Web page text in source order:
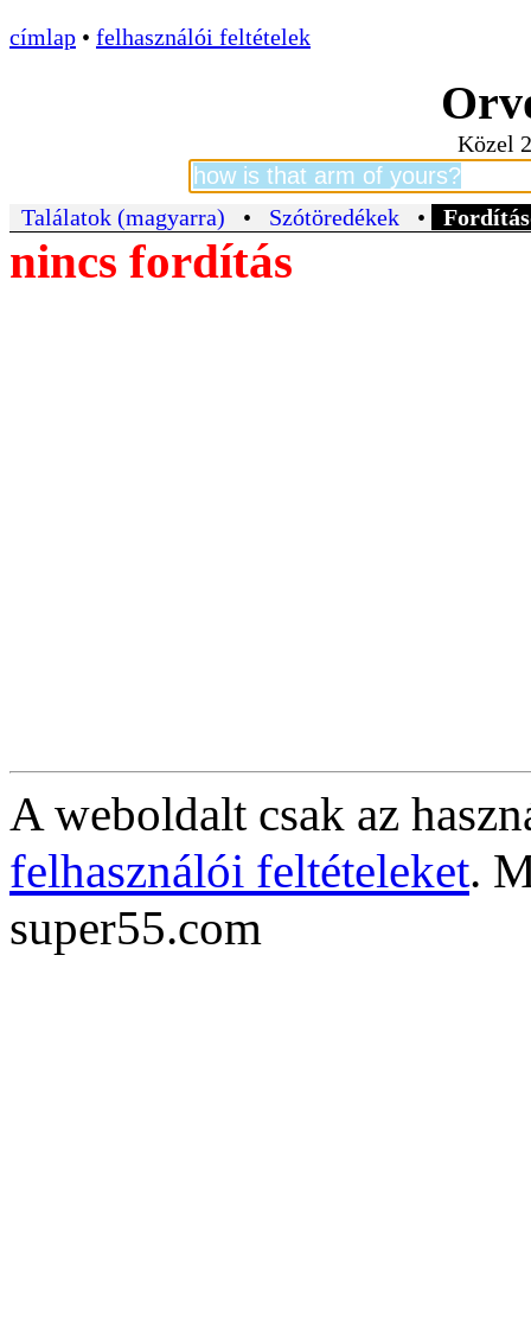
címlap • felhasználói feltételek
Közel
Találatok (magyarra) • Szótöredékek •
nincs fordítás
A weboldalt csak az
felhasználói feltételeket.
super55.com